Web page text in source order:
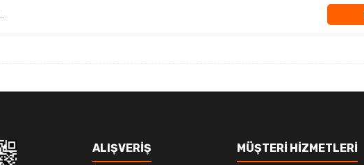
ALIŞVERİŞ MÜŞTERİ HİZMETLERİ